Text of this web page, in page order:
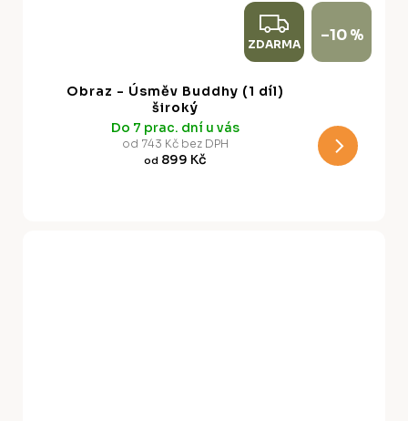
Z
D
ZDARMA –10 %
Obraz - Úsměv Buddhy (1 díl)
široký
Do 7 prac. dní u vás
od 743 Kč bez DPH
od 899 Kč